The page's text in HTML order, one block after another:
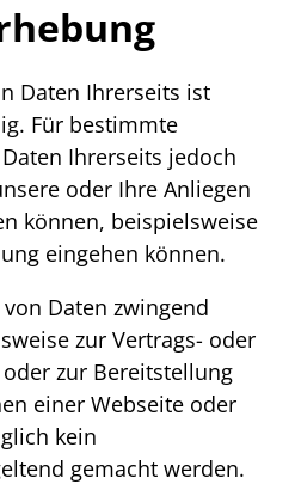
Daten Ihrerseits ist
Für bestimmte
Ihrerseits jedoch
oder Ihre Anliegen
können, beispielsweise
eingehen können.
Daten zwingend
zur Vertrags- oder
zur Bereitstellung
einer Webseite oder
kein
gemacht werden.